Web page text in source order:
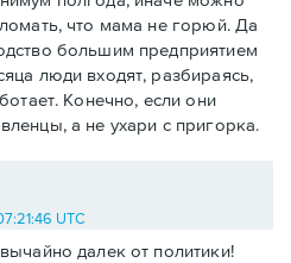
что мама не горюй. Да
большим предприятием
люди входят, разбираясь,
Конечно, если они
а не ухари с пригорка.
UTC
далек от политики!